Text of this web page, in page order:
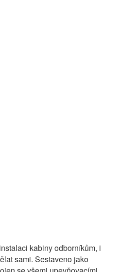
kabiny odborníkům, i
sami. Sestaveno jako